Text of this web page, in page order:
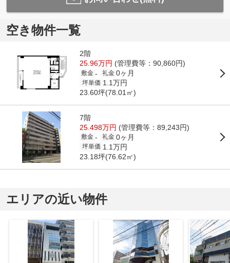
空き物件一覧
2階
25.96万円 (管理費等：90,860円)
敷金 - 礼金 0ヶ月
坪単価 1.1万円
23.60坪(78.01㎡)
7階
25.498万円 (管理費等：89,243円)
敷金 - 礼金 0ヶ月
坪単価 1.1万円
23.18坪(76.62㎡)
エリアの近い物件